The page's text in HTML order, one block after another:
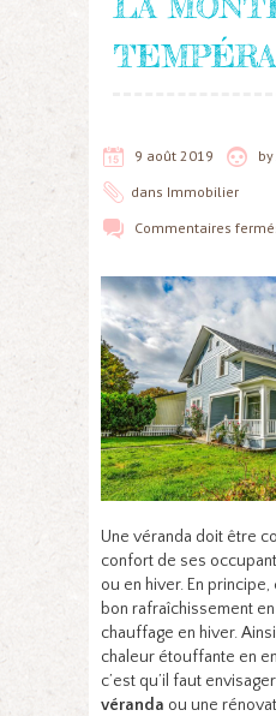
9 août 2019 by
dans Immobilier
Commentaires
Une véranda doit être
confort de ses
ou en hiver. En
bon rafraîchissement
chauffage en hiver.
chaleur étouffante en
c’est qu’il faut
véranda ou une